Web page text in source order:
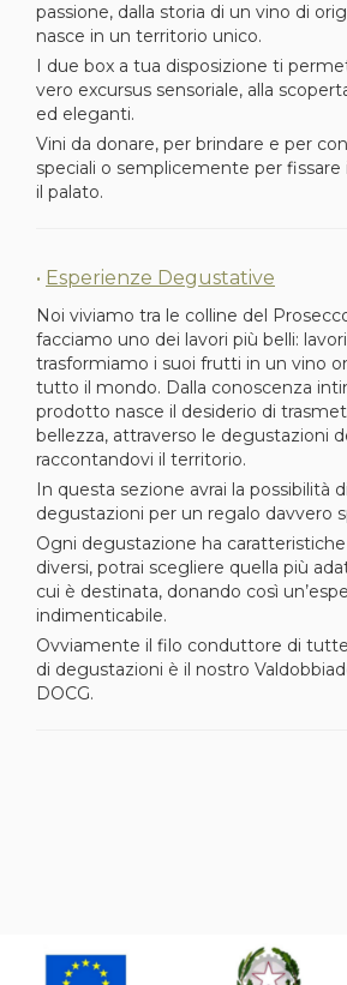
passione, dalla storia di un vino di
nasce in un territorio unico.
I due box a tua disposizione ti
vero excursus sensoriale, alla
ed eleganti.
Vini da donare, per brindare e per
speciali o semplicemente per fissare
il palato.
• Esperienze Degustative
Noi viviamo tra le colline del
facciamo uno dei lavori più belli:
trasformiamo i suoi frutti in un vino
tutto il mondo. Dalla conoscenza
prodotto nasce il desiderio di
bellezza, attraverso le degustazioni
raccontandovi il territorio.
In questa sezione avrai la possibilità
degustazioni per un regalo davvero
Ogni degustazione ha
diversi, potrai scegliere quella più
cui è destinata, donando così
indimenticabile.
Ovviamente il filo conduttore di
di degustazioni è il nostro
DOCG.